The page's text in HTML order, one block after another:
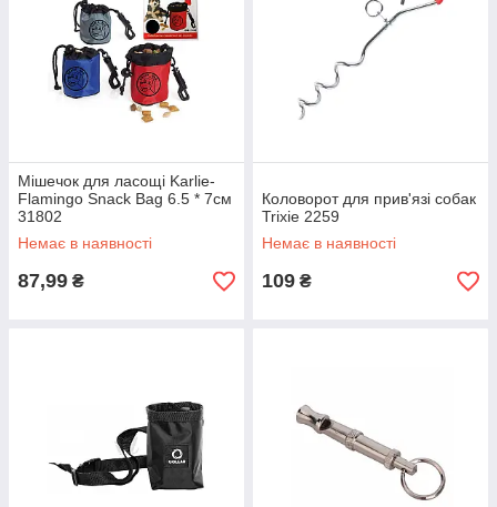
Мішечок для ласощі Karlie-
Flamingo Snack Bag 6.5 * 7см
31802
Немає в наявності
87,99 ₴
Коловорот для прив'язі собак
Trixie 2259
Немає в наявності
109 ₴